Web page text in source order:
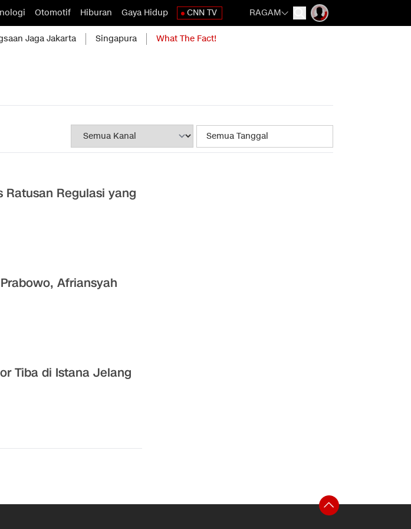
Otomotif Hiburan Gaya Hidup CNN TV RAGAM
Jaga Jakarta Singapura What The Fact!
Ratusan Regulasi yang
Afriansyah
Tiba di Istana Jelang